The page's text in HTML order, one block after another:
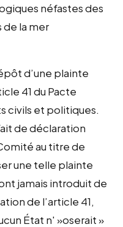
néfastes des
de la mer
d’une plainte
41 du Pacte
civils et politiques.
de déclaration
au titre de
une telle plainte
jamais introduit de
de l’article 41,
État n' »oserait »